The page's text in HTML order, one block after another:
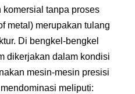
komersial tanpa proses
metal) merupakan tulang
Di bengkel-bengkel
dikerjakan dalam kondisi
mesin-mesin presisi
meliputi: